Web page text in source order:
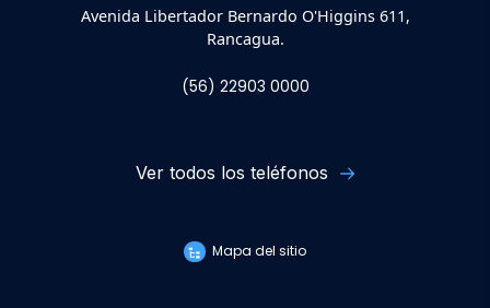
Avenida Libertador Bernardo O'Higgins 611,
Rancagua.
(56) 22903 0000
Ver todos los teléfonos
Mapa del sitio